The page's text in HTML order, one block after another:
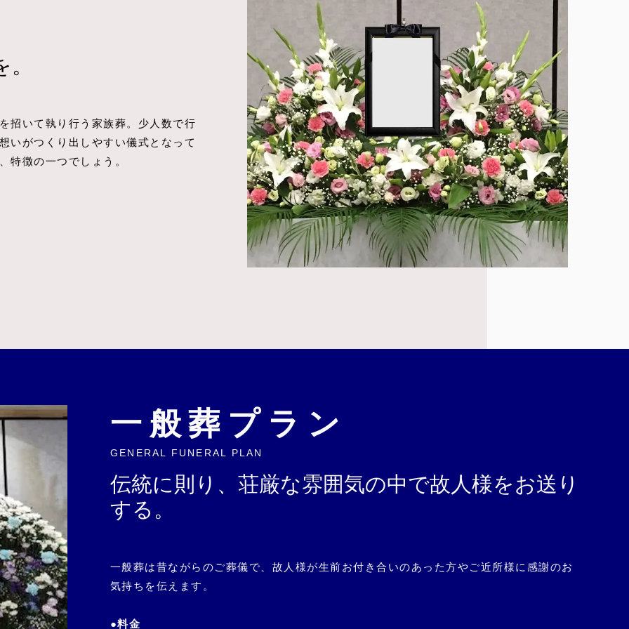
招いて執り行う家族葬。少人数で行
いがつくり出しやすい儀式となって
特徴の一つでしょう。
一般葬プラン
GENERAL FUNERAL PLAN
伝統に則り、荘厳な雰囲気の中で故人様をお送り
する。
一般葬は昔ながらのご葬儀で、故人様が生前お付き合いのあった方やご近所様に感謝のお
気持ちを伝えます。
●料金